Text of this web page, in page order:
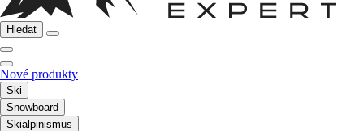
Hledat
Nové produkty
Ski
Snowboard
Skialpinismus